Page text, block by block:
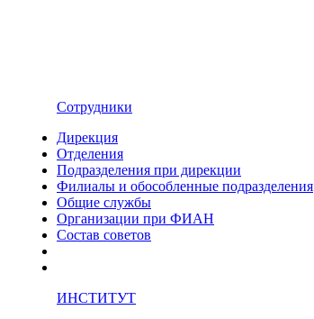
Сотрудники
Дирекция
Отделения
Подразделения при дирекции
Филиалы и обособленные подразделения
Общие службы
Организации при ФИАН
Состав советов
ИНСТИТУТ